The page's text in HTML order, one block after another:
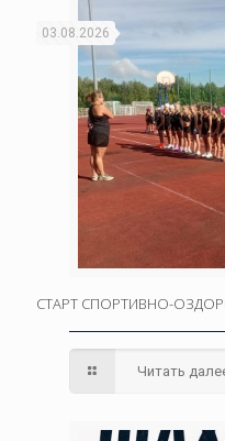
03.08.2026
СТАРТ СПОРТИВНО-
Читать